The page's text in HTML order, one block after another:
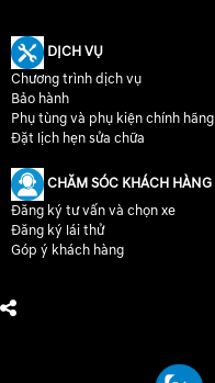
DỊCH VỤ
Chương trình dịch vụ
Bảo hành
Phụ tùng và phụ kiện chính hãng
Đặt lịch hẹn sửa chữa
CHĂM SÓC KHÁCH HÀNG
Đăng ký tư vấn và chọn xe
Đăng ký lái thử
Góp ý khách hàng